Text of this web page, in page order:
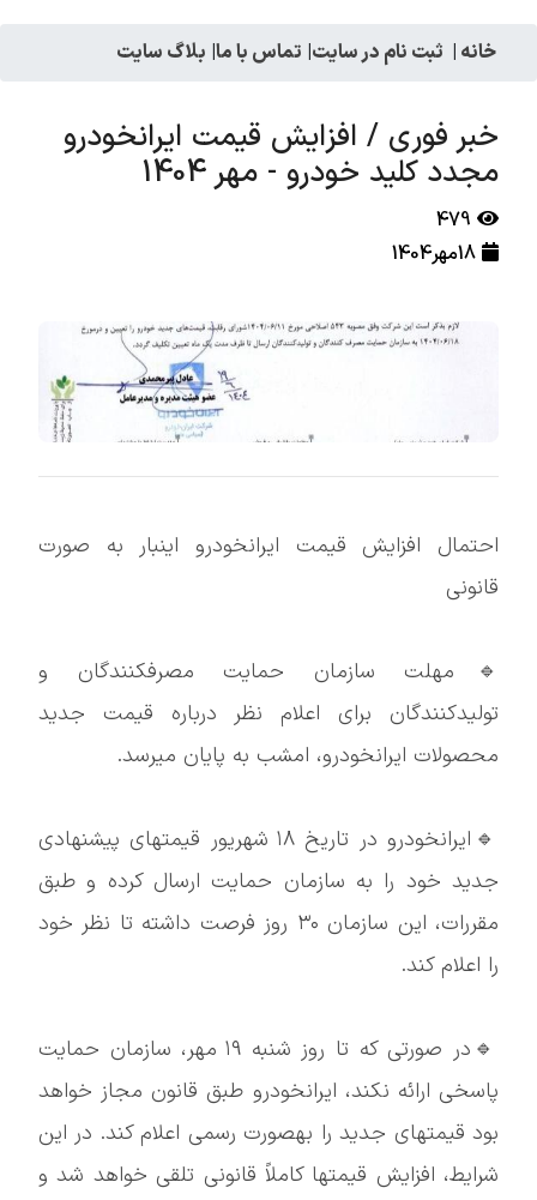
خانه | ثبت نام در سایت| تماس با ما| بلاگ سایت
خبر فوری / افزایش قیمت ایرانخودرو
مجدد کلید خودرو - مهر 1404
479
18مهر1404
احتمال افزایش قیمت ایرانخودرو اینبار به صورت
قانونی
🔹مهلت سازمان حمایت مصرفکنندگان و
تولیدکنندگان برای اعلام نظر درباره قیمت جدید
محصولات ایرانخودرو، امشب به پایان میرسد.
🔹ایرانخودرو در تاریخ ۱۸ شهریور قیمتهای پیشنهادی
جدید خود را به سازمان حمایت ارسال کرده و طبق
مقررات، این سازمان ۳۰ روز فرصت داشته تا نظر خود
را اعلام کند.
🔹در صورتی که تا روز شنبه ۱۹ مهر، سازمان حمایت
پاسخی ارائه نکند، ایرانخودرو طبق قانون مجاز خواهد
بود قیمتهای جدید را بهصورت رسمی اعلام کند. در این
شرایط، افزایش قیمتها کاملاً قانونی تلقی خواهد شد و